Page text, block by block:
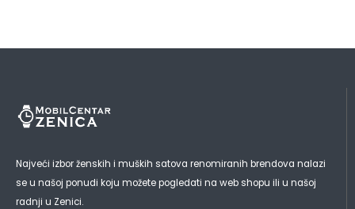
Najveći izbor ženskih i muških satova renomiranih brendova nalazi
se u našoj ponudi koju možete pogledati na web shopu ili u našoj
radnji u Zenici.